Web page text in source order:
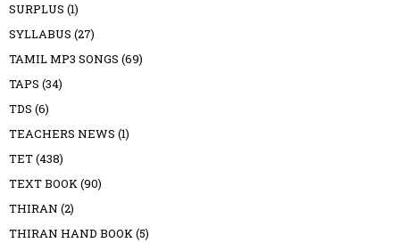
SURPLUS (1)
SYLLABUS (27)
TAMIL MP3 SONGS (69)
TAPS (34)
TDS (6)
TEACHERS NEWS (1)
TET(438)
TEXT BOOK(90)
THIRAN (2)
THIRAN HAND BOOK(5)